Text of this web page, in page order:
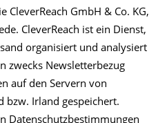
CleverReach GmbH & Co. KG,
CleverReach ist ein Dienst,
organisiert und analysiert
zwecks Newsletterbezug
auf den Servern von
bzw. Irland gespeichert.
Datenschutzbestimmungen